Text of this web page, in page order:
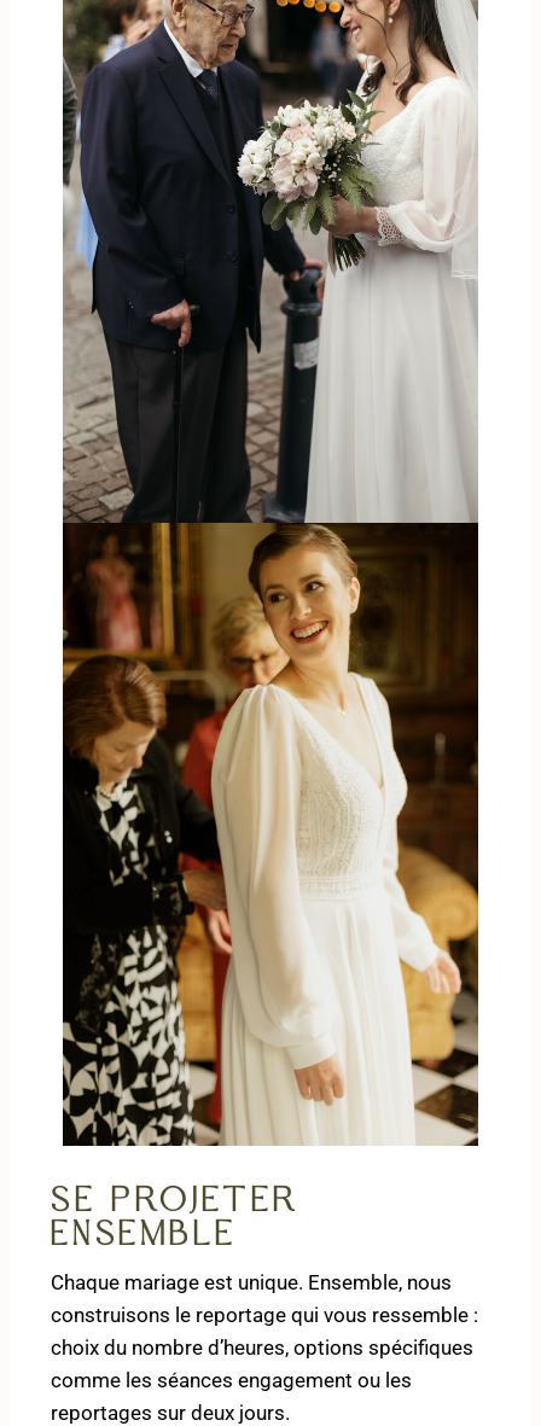
Se projeter
ensemble
Chaque mariage est unique. Ensemble, nous
construisons le reportage qui vous ressemble :
choix du nombre d’heures, options spécifiques
comme les séances engagement ou les
reportages sur deux jours.